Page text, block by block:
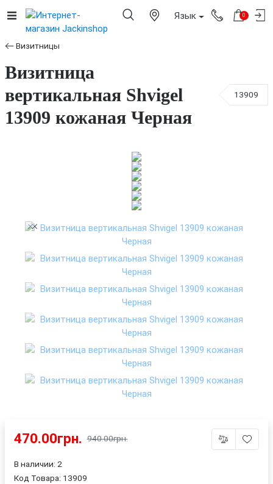
Язык 0
Визитницы
Визитница
вертикальная Shvigel
13909 кожаная Черная
13909
470.00грн. 940.00грн.
В наличии: 2
Код Товара: 13909